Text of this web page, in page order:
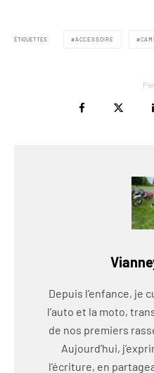
ÉTIQUETTES ACCESSOIRE
Depuis l’enfance, je
l’auto et la moto,
de nos premiers
Aujourd’hui,
l’écriture, en